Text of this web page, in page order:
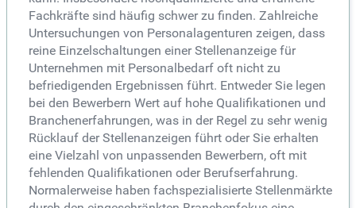
Fachkräfte sind häufig schwer zu finden. Zahlreiche
Untersuchungen von Personalagenturen zeigen, dass
reine Einzelschaltungen einer Stellenanzeige für
Unternehmen mit Personalbedarf oft nicht zu
befriedigenden Ergebnissen führt. Entweder Sie legen
bei den Bewerbern Wert auf hohe Qualifikationen und
Branchenerfahrungen, was in der Regel zu sehr wenig
Rücklauf der Stellenanzeigen führt oder Sie erhalten
eine Vielzahl von unpassenden Bewerbern, oft mit
fehlenden Qualifikationen oder Berufserfahrung.
Normalerweise haben fachspezialisierte Stellenmärkte